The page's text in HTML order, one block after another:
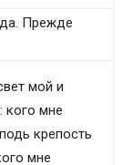
Прежде
мой и
кого мне
крепость
мне